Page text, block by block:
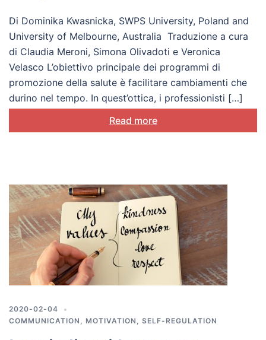
Di Dominika Kwasnicka, SWPS University, Poland and
University of Melbourne, Australia Traduzione a cura
di Claudia Meroni, Simona Olivadoti e Veronica
Velasco L’obiettivo principale dei programmi di
promozione della salute è facilitare cambiamenti che
durino nel tempo. In quest’ottica, i professionisti […]
Read more
2020-02-04
COMMUNICATION , MOTIVATION , SELF-REGULATION